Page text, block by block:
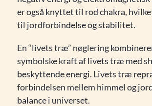
er også knyttet til rod chakra,
til jordforbindelse og stabilitet.
En “livets træ” nøglering
symbolske kraft af livets træ med
beskyttende energi. Livets træ
forbindelsen mellem himmel og
balance i universet.